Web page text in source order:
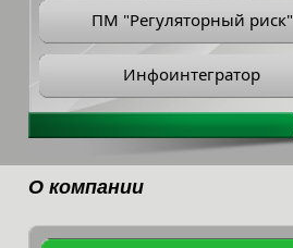
ПМ "Регуляторный риск"
Инфоинтегратор
О компании